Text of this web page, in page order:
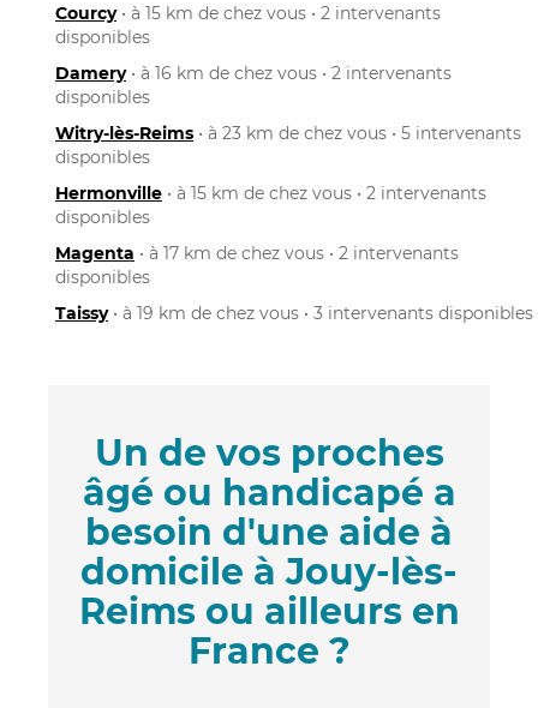
Courcy• à 15 km de chez vous • 2 intervenants
disponibles
Damery• à 16 km de chez vous • 2 intervenants
disponibles
Witry-lès-Reims • à 23 km de chez vous • 5 intervenants
disponibles
Hermonville • à 15 km de chez vous • 2 intervenants
disponibles
Magenta • à 17 km de chez vous • 2 intervenants
disponibles
Taissy• à 19 km de chez vous • 3 intervenants disponibles
Un de vos proches
âgé ou handicapé a
besoin d'une aide à
domicile à Jouy-lès-
Reims ou ailleurs en
France ?